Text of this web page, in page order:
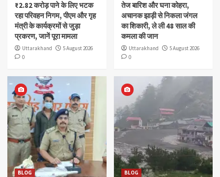
₹2.82 करोड़ पाने के लिए भटक
रहा परिवहन निगम, पीएम और गृह
मंत्री के कार्यक्रमों से जुड़ा
प्रकरण, जानें पूरा मामला
Uttarakhand
5 August 2026
0
तेज बारिश और घना कोहरा,
अचानक झाड़ी से निकला जंगल
का शिकारी, ले ली 48 साल की
कमला की जान
Uttarakhand
5 August 2026
0
BLOG BLOG